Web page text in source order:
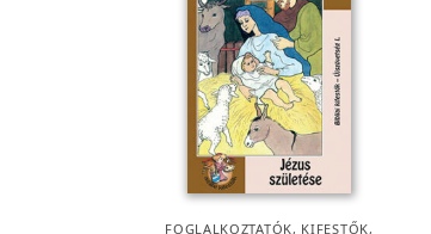
FOGLALKOZTATÓK, KIFESTŐK,